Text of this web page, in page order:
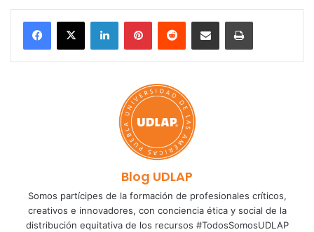
LinkedInPinterestReddit Share via Email Print
Blog UDLAP
Somos partícipes de la formación de profesionales críticos,
creativos e innovadores, con conciencia ética y social de la
distribución equitativa de los recursos #TodosSomosUDLAP